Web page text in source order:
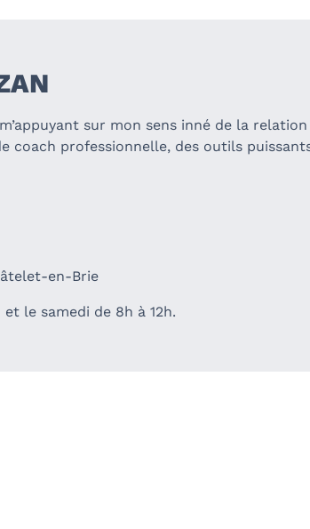
sur mon sens inné de la
coach professionnelle, des outils
en-Brie
le samedi de 8h à 12h.